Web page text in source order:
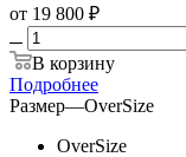
от 19 800 ₽
В корзину
Подробнее
Размер—OverSize
OverSize